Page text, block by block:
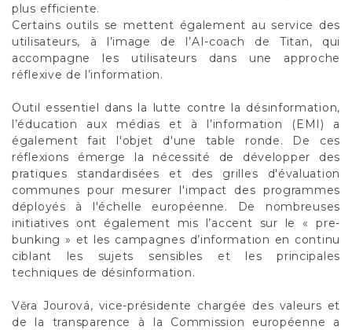
plus efficiente.
Certains outils se mettent également au service des
utilisateurs, à l’image de l’AI-coach de Titan, qui
accompagne les utilisateurs dans une approche
réflexive de l’information.
Outil essentiel dans la lutte contre la désinformation,
l’éducation aux médias et à l’information (EMI) a
également fait l'objet d'une table ronde. De ces
réflexions émerge la nécessité de développer des
pratiques standardisées et des grilles d'évaluation
communes pour mesurer l'impact des programmes
déployés à l'échelle européenne. De nombreuses
initiatives ont également mis l’accent sur le « pre-
bunking » et les campagnes d’information en continu
ciblant les sujets sensibles et les principales
techniques de désinformation.
Věra Jourová, vice-présidente chargée des valeurs et
de la transparence à la Commission européenne a